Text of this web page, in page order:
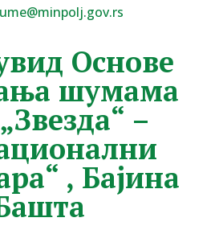
Основе
шумама
–
, Бајина